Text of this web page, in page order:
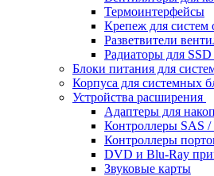
Термоинтерфейсы
Крепеж для систем
Разветвители
Радиаторы для
Блоки питания для
Корпуса для системных
Устройства расширения
Адаптеры для
Контроллеры SAS /
Контроллеры
DVD и Blu-Ray
Звуковые карты